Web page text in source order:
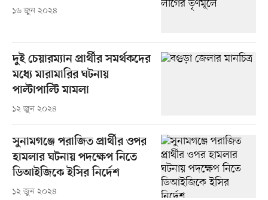
১৬ জুন ২০২৪
দুই চেয়ারম্যান প্রার্থীর সমর্থকদের
মধ্যে মারামারির ঘটনায়
পাল্টাপাল্টি মামলা
১২ জুন ২০২৪
সুনামগঞ্জে পরাজিত প্রার্থীর ওপর
হামলার ঘটনায় পদক্ষেপ নিতে
ডিআইজিকে ইসির নির্দেশ
১২ জুন ২০২৪